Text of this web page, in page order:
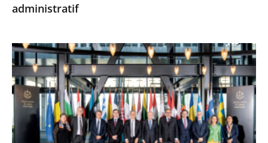
administratif
Le
Conseil
d’Etat
s’est
rendu
au